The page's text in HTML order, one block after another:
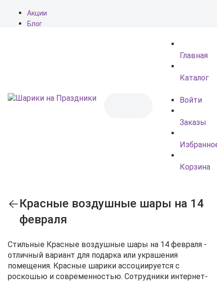
Акции
Блог
Главная
Каталог
Войти
Заказы
Корзина
Красные воздушные шары на 14
февраля
Стильные Красные воздушные шары на 14 февраля -
отличный вариант для подарка или украшения
помещения. Красные шарики ассоциируется с
роскошью и современностью. Сотрудники интернет-